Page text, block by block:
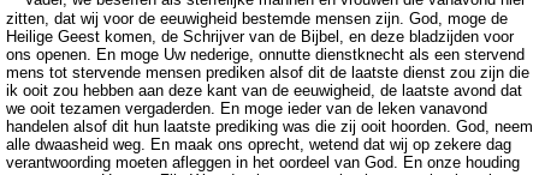
zitten, dat wij voor de eeuwigheid bestemde mensen zijn. God, moge de
Heilige Geest komen, de Schrijver van de Bijbel, en deze bladzijden voor
ons openen. En moge Uw nederige, onnutte dienstknecht als een stervend
mens tot stervende mensen prediken alsof dit de laatste dienst zou zijn die
ik ooit zou hebben aan deze kant van de eeuwigheid, de laatste avond dat
we ooit tezamen vergaderden. En moge ieder van de leken vanavond
handelen alsof dit hun laatste prediking was die zij ooit hoorden. God, neem
alle dwaasheid weg. En maak ons oprecht, wetend dat wij op zekere dag
verantwoording moeten afleggen in het oordeel van God. En onze houding